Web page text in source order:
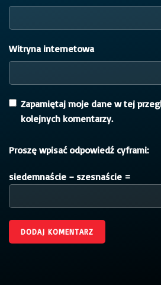
Witryna internetowa
Zapamiętaj moje dane w tej
kolejnych komentarzy.
Proszę wpisać odpowiedź cyframi:
siedemnaście − szesnaście =